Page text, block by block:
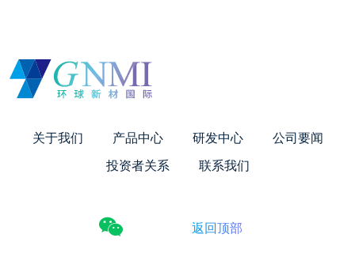
关于我们 产品中心 研发中心
公司要闻
投资者关系
联系我们
返回顶部